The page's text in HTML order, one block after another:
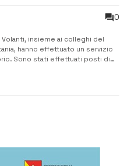
0
insieme ai colleghi del
hanno effettuato un servizio
Sono stati effettuati posti di
112 persone,...